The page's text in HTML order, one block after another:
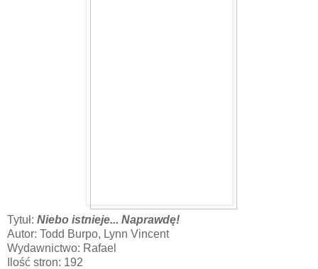
Tytuł: Niebo istnieje... Naprawdę!
Autor: Todd Burpo, Lynn Vincent
Wydawnictwo: Rafael
Ilość stron: 192